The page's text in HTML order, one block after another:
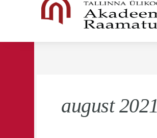
august 2021